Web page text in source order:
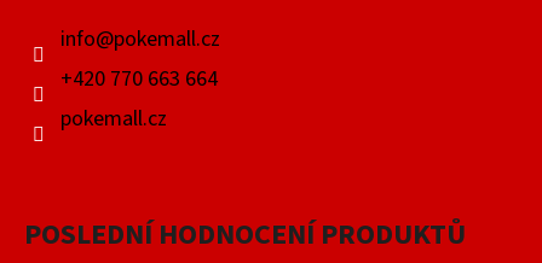
info@pokemall.cz
+420 770 663 664
pokemall.cz
POSLEDNÍ HODNOCENÍ PRODUKTŮ